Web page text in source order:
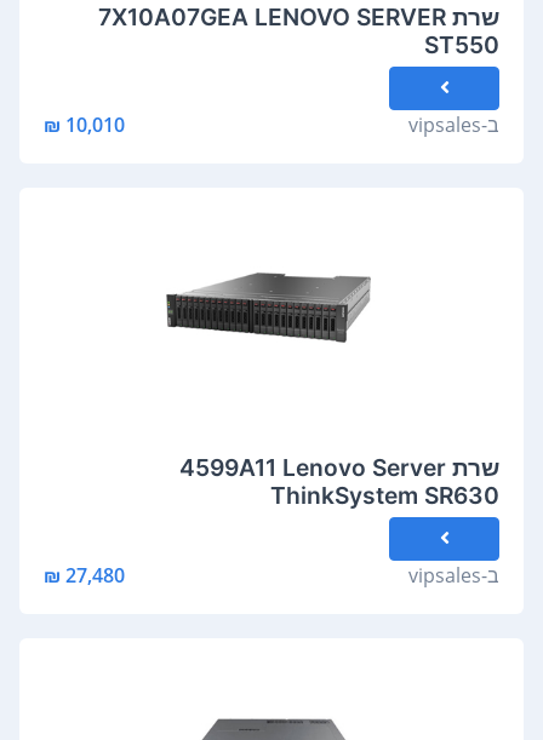
שרת 7X10A07GEA LENOVO SERVER
ST550
ב-vipsales
10,010 ₪
שרת 4599A11 Lenovo Server
ThinkSystem SR630
ב-vipsales
27,480 ₪